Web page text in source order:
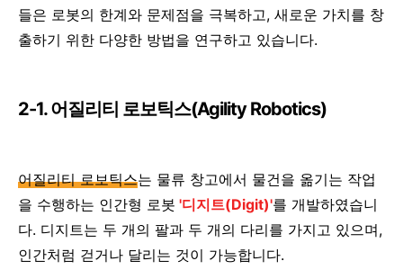
들은 로봇의 한계와 문제점을 극복하고, 새로운 가치를 창
출하기 위한 다양한 방법을 연구하고 있습니다.
2-1. 어질리티 로보틱스(Agility Robotics)
어질리티 로보틱스는 물류 창고에서 물건을 옮기는 작업
을 수행하는 인간형 로봇 '디지트(Digit)'를 개발하였습니
다. 디지트는 두 개의 팔과 두 개의 다리를 가지고 있으며,
인간처럼 걷거나 달리는 것이 가능합니다.